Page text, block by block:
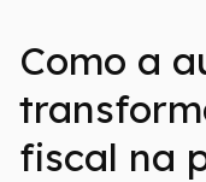
Como a
fiscal na